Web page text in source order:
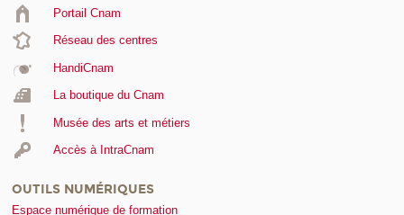
Portail Cnam
Réseau des centres
HandiCnam
La boutique du Cnam
Musée des arts et métiers
Accès à IntraCnam
OUTILS NUMÉRIQUES
Espace numérique de formation